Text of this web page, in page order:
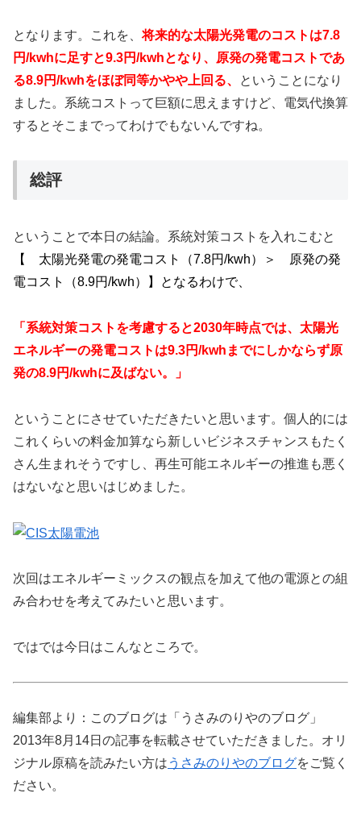
となります。これを、将来的な太陽光発電のコストは7.8
円/kwhに足すと9.3円/kwhとなり、原発の発電コストであ
る8.9円/kwhをほぼ同等かやや上回る、
ということになり
ました。系統コストって巨額に思えますけど、電気代換算
するとそこまでってわけでもないんですね。
総評
ということで本日の結論。系統対策コストを入れこむと
【 太陽光発電の発電コスト（7.8円/kwh）＞ 原発の発
電コスト（8.9円/kwh）】となるわけで、
「系統対策コストを考慮すると2030年時点では、太陽光
エネルギーの発電コストは9.3円/kwhまでにしかならず原
発の8.9円/kwhに及ばない。」
ということにさせていただきたいと思います。個人的には
これくらいの料金加算なら新しいビジネスチャンスもたく
さん生まれそうですし、再生可能エネルギーの推進も悪く
はないなと思いはじめました。
次回はエネルギーミックスの観点を加えて他の電源との組
み合わせを考えてみたいと思います。
ではでは今日はこんなところで。
編集部より：このブログは「うさみのりやのブログ」
2013年8月14日の記事を転載させていただきました。オリ
ジナル原稿を読みたい方は うさみのりやのブログをご覧く
ださい。